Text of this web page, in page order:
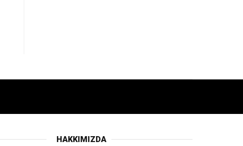
HAKKIMIZDA